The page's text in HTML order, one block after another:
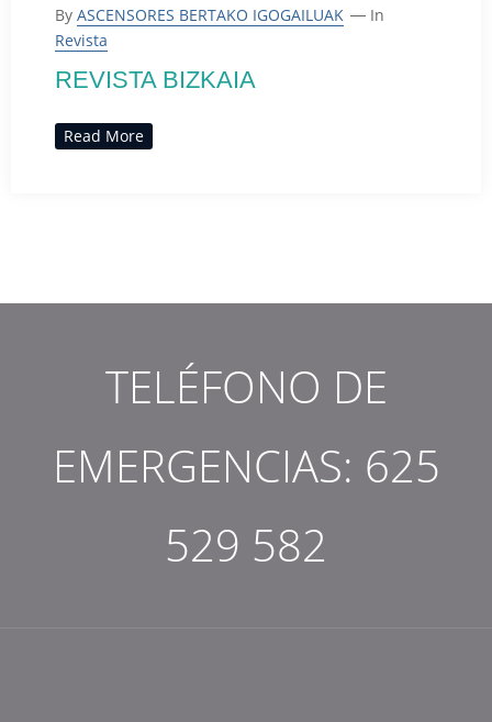
By ASCENSORES BERTAKO IGOGAILUAK
In
Revista
REVISTA BIZKAIA
Read More
TELÉFONO DE
EMERGENCIAS: 625
529 582